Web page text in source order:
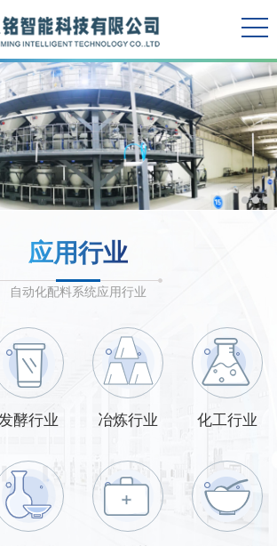
应用行业
自动化配料系统应用行业
酵行业 冶炼行业 化工行业